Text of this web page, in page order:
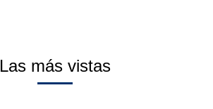
Las más vistas